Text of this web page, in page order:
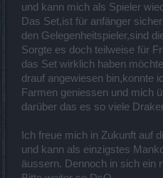
und kann mich als Spieler
Das Set,ist für anfänger
den Gelegenheitspieler,sind
Sorgte es doch teilweise für
das Set wirklich haben
drauf angewiesen bin,konnte
Farmen geniessen und mich
darüber das es so viele
Ich freue mich in Zukunft auf
und kann als einzigstes
äussern. Dennoch in sich ein